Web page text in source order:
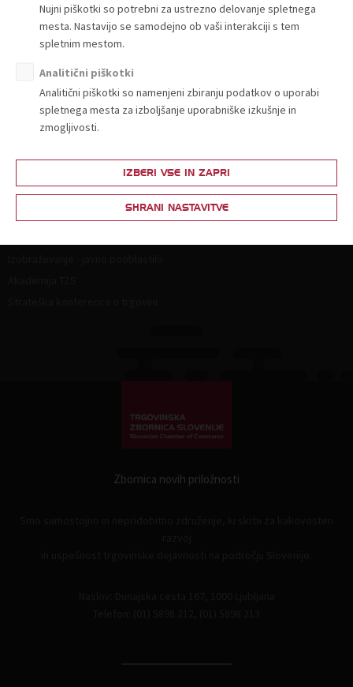
Zakaj postati član?
Lestvica za določitev članarine
Ponudba in povpraševanje
Partnerski programi
Vsebine za člane
Neživila
Zbornica novih priložnosti
Nujni piškotki so potrebni za ustrezno delovanje spletnega
mesta. Nastavijo se samodejno ob vaši interakciji s tem
spletnim mestom.
Analitični piškotki
Analitični piškotki so namenjeni zbiranju podatkov o uporabi
spletnega mesta za izboljšanje uporabniške izkušnje in
zmogljivosti.
IZBERI VSE IN ZAPRI
SHRANI NASTAVITVE